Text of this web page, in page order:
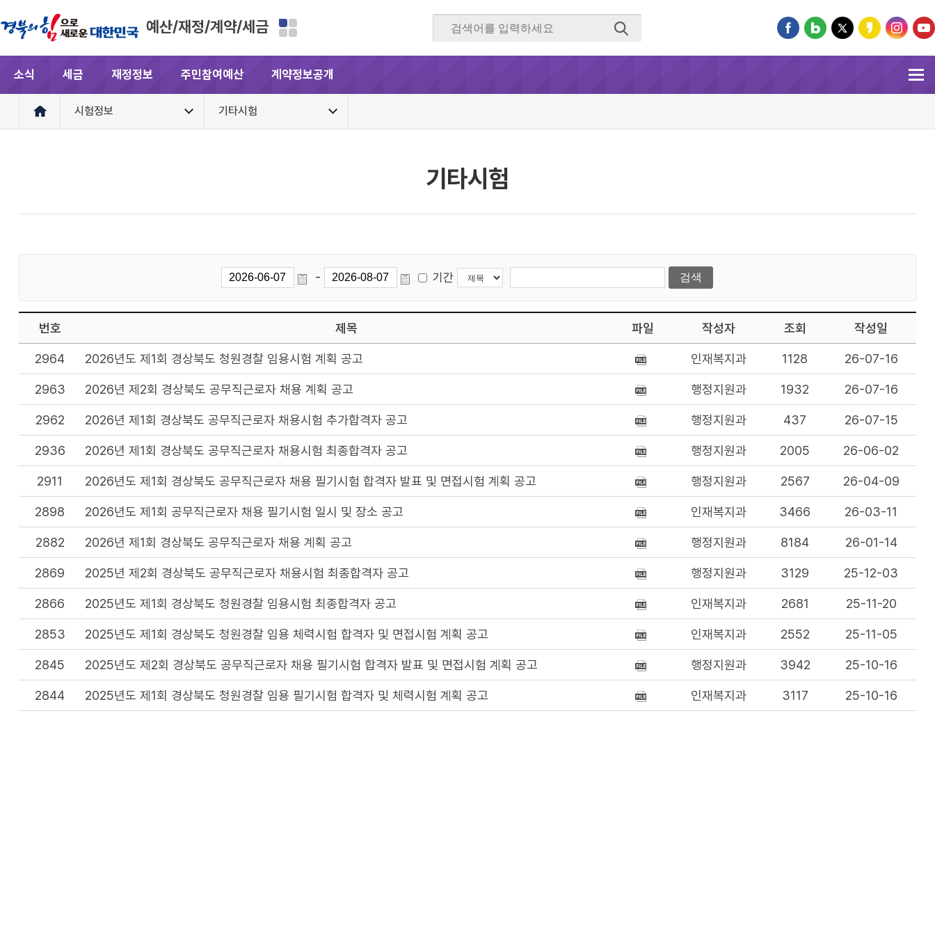
예산/재정/계약/세금
소식 세금 재정정보 주민참여예산 계약정보공개
시험정보 기타시험
기타시험
- 기간
번호 제목 파일 작성자 조회 작성일
2964 2026년도 제1회 경상북도 청원경찰 임용시험 계획 공고 인재복지과 1128 26-07-16
2963 2026년 제2회 경상북도 공무직근로자 채용 계획 공고 행정지원과 1932 26-07-16
2962 2026년 제1회 경상북도 공무직근로자 채용시험 추가합격자 공고 행정지원과 437 26-07-15
2936 2026년 제1회 경상북도 공무직근로자 채용시험 최종합격자 공고 행정지원과 2005 26-06-02
2911 2026년도 제1회 경상북도 공무직근로자 채용 필기시험 합격자 발표 및 면접시험 계획 공고 행정지원과 2567 26-04-09
2898 2026년도 제1회 공무직근로자 채용 필기시험 일시 및 장소 공고 인재복지과 3466 26-03-11
2882 2026년 제1회 경상북도 공무직근로자 채용 계획 공고 행정지원과 8184 26-01-14
2869 2025년 제2회 경상북도 공무직근로자 채용시험 최종합격자 공고 행정지원과 3129 25-12-03
2866 2025년도 제1회 경상북도 청원경찰 임용시험 최종합격자 공고 인재복지과 2681 25-11-20
2853 2025년도 제1회 경상북도 청원경찰 임용 체력시험 합격자 및 면접시험 계획 공고 인재복지과 2552 25-11-05
2845 2025년도 제2회 경상북도 공무직근로자 채용 필기시험 합격자 발표 및 면접시험 계획 공고 행정지원과 3942 25-10-16
2844 2025년도 제1회 경상북도 청원경찰 임용 필기시험 합격자 및 체력시험 계획 공고 인재복지과 3117 25-10-16